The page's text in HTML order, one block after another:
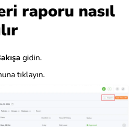
raporu nasıl
gidin.
tıklayın.